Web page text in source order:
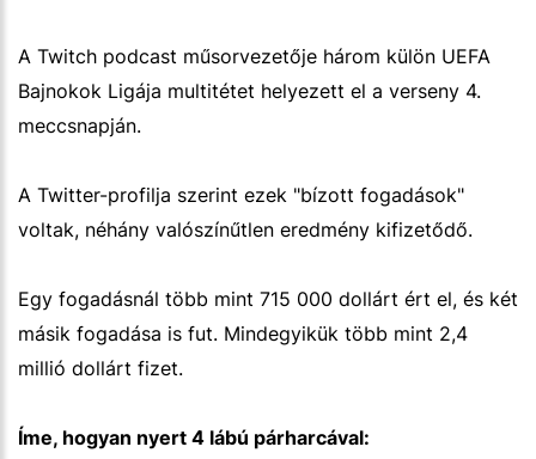
A Twitch podcast műsorvezetője három külön UEFA
Bajnokok Ligája multitétet helyezett el a verseny 4.
meccsnapján.
A Twitter-profilja szerint ezek "bízott fogadások"
voltak, néhány valószínűtlen eredmény kifizetődő.
Egy fogadásnál több mint 715 000 dollárt ért el, és két
másik fogadása is fut. Mindegyikük több mint 2,4
millió dollárt fizet.
Íme, hogyan nyert 4 lábú párharcával: